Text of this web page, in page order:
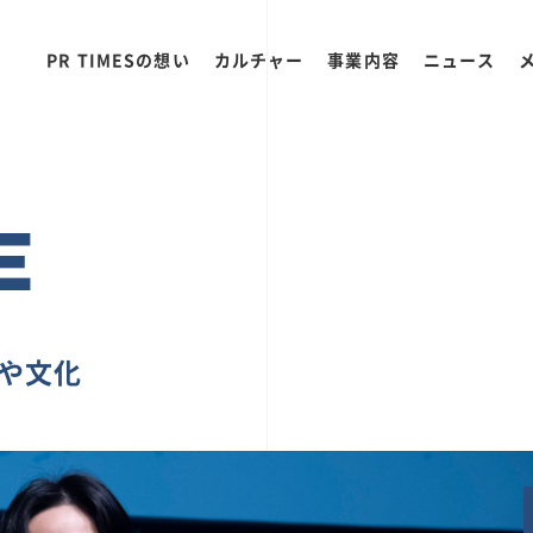
PR TIMESの想い カルチャー 事業内容 ニュース
文化